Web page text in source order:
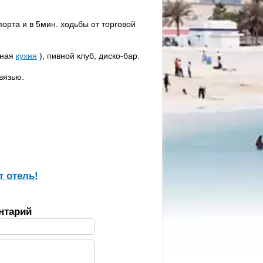
и в 5мин. ходьбы от торговой
кухня ), пивной клуб, диско-бар.
отель!